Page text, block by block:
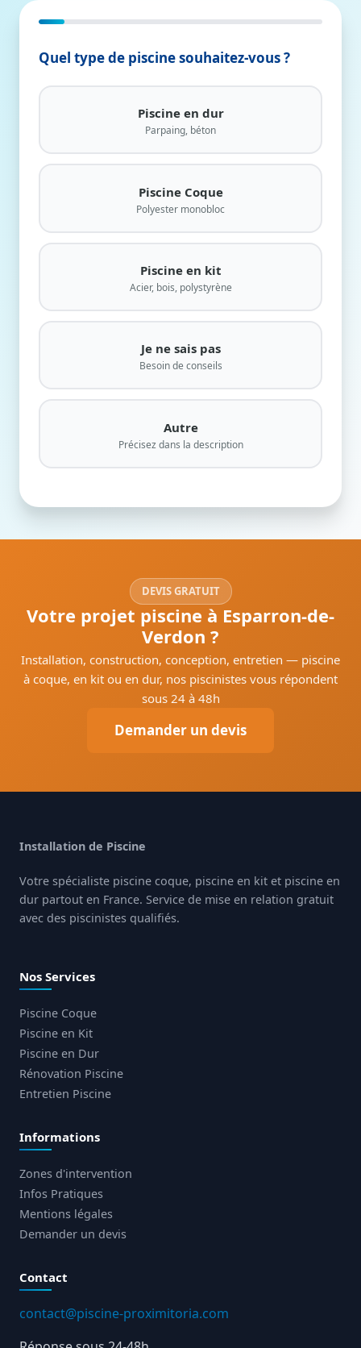
Quel type de piscine souhaitez-vous ?
Piscine en dur
Parpaing, béton
Piscine Coque
Polyester monobloc
Piscine en kit
Acier, bois, polystyrène
Je ne sais pas
Besoin de conseils
Autre
Précisez dans la description
DEVIS GRATUIT
Votre projet piscine à Esparron-de-
Verdon ?
Installation, construction, conception, entretien — piscine
à coque, en kit ou en dur, nos piscinistes vous répondent
sous 24 à 48h
Demander un devis
Installation de Piscine
Votre spécialiste piscine coque, piscine en kit et piscine en
dur partout en France. Service de mise en relation gratuit
avec des piscinistes qualifiés.
Nos Services
Piscine Coque
Piscine en Kit
Piscine en Dur
Rénovation Piscine
Entretien Piscine
Informations
Zones d'intervention
Infos Pratiques
Mentions légales
Demander un devis
Contact
contact@piscine-proximitoria.com